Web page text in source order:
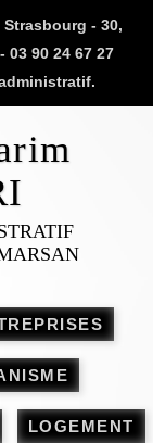
Strasbourg - 30,
90 24 67 27
LOGEMENT